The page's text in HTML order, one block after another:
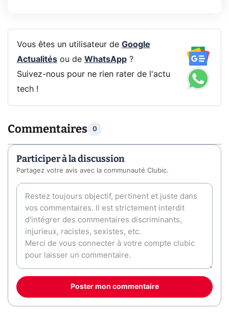
Vous êtes un utilisateur de Google
Actualitésou de WhatsApp?
Suivez-nous pour ne rien rater de l'actu
tech !
Commentaires 0
Participer à la discussion
Partagez votre avis avec la communauté Clubic.
Poster mon commentaire